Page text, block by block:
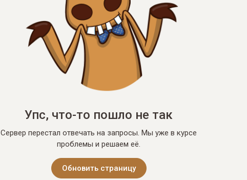
Упс, что-то пошло не так
Сервер перестал отвечать на запросы. Мы уже в курсе
проблемы и решаем её.
Обновить страницу